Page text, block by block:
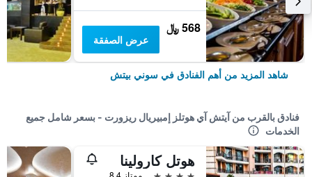
568 ﷼
عرض الصفقة
شاهد المزيد من أهم الفنادق في سوني بيتش
فنادق بالقرب من آيتش آي هوتلز إمبيريال ريزورت - بسعر شامل جميع
الخدمات
هوتل كارولينا
ممتاز 8.4